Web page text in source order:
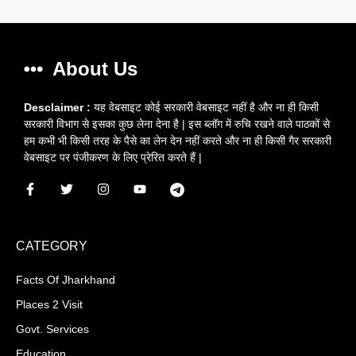
About Us
Desclaimer : यह वेबसाइट कोई सरकारी वेबसाइट नहीं है और ना ही किसी
सरकारी विभाग से इसका कुछ लेना देना है | इस ब्लॉग में रुचि रखने वाले पाठकों से
हम कभी भी किसी तरह के पैसे का लेन देन नहीं करते और ना ही किसी गैर सरकारी
वेबसाइट पर पंजीकरण के लिए प्रेरित करते हैं |
CATEGORY
Facts Of Jharkhand
Places 2 Visit
Govt. Services